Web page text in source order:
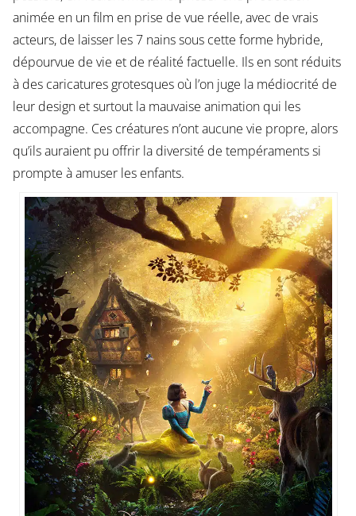
animée en un film en prise de vue réelle, avec de vrais
acteurs, de laisser les 7 nains sous cette forme hybride,
dépourvue de vie et de réalité factuelle. Ils en sont réduits
à des caricatures grotesques où l’on juge la médiocrité de
leur design et surtout la mauvaise animation qui les
accompagne. Ces créatures n’ont aucune vie propre, alors
qu’ils auraient pu offrir la diversité de tempéraments si
prompte à amuser les enfants.